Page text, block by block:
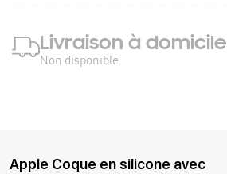
Livraison à domicile
Non disponible
Apple Coque en silicone avec